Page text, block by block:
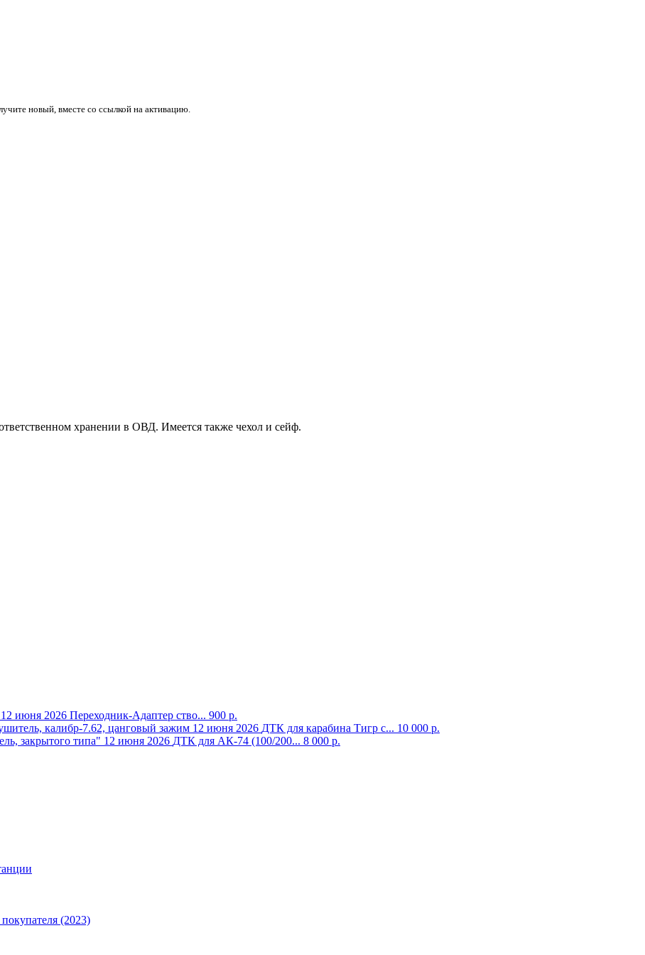
новый, вместе со ссылкой на активацию.
хранении в ОВД. Имеется также чехол и сейф.
12 июня 2026 Переходник-Адаптер ство... 900 р.
12 июня 2026 ДТК для карабина Тигр с... 10 000 р.
12 июня 2026 ДТК для АК-74 (100/200... 8 000 р.
(2023)